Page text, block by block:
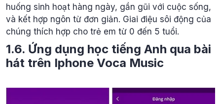
huống sinh hoạt hàng ngày, gần gũi với cuộc sống,
và kết hợp ngôn từ đơn giản. Giai điệu sôi động của
chúng thích hợp cho trẻ em từ 0 đến 5 tuổi.
1.6. Ứng dụng học tiếng Anh qua bài
hát trên Iphone Voca Music